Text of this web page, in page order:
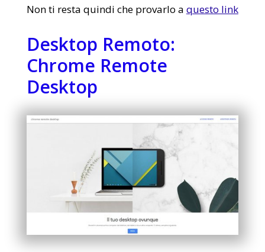
Non ti resta quindi che provarlo a questo link
Desktop Remoto:
Chrome Remote
Desktop